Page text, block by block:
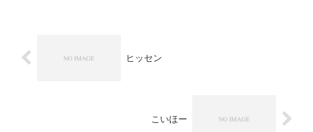
ヒッセン
こいほー